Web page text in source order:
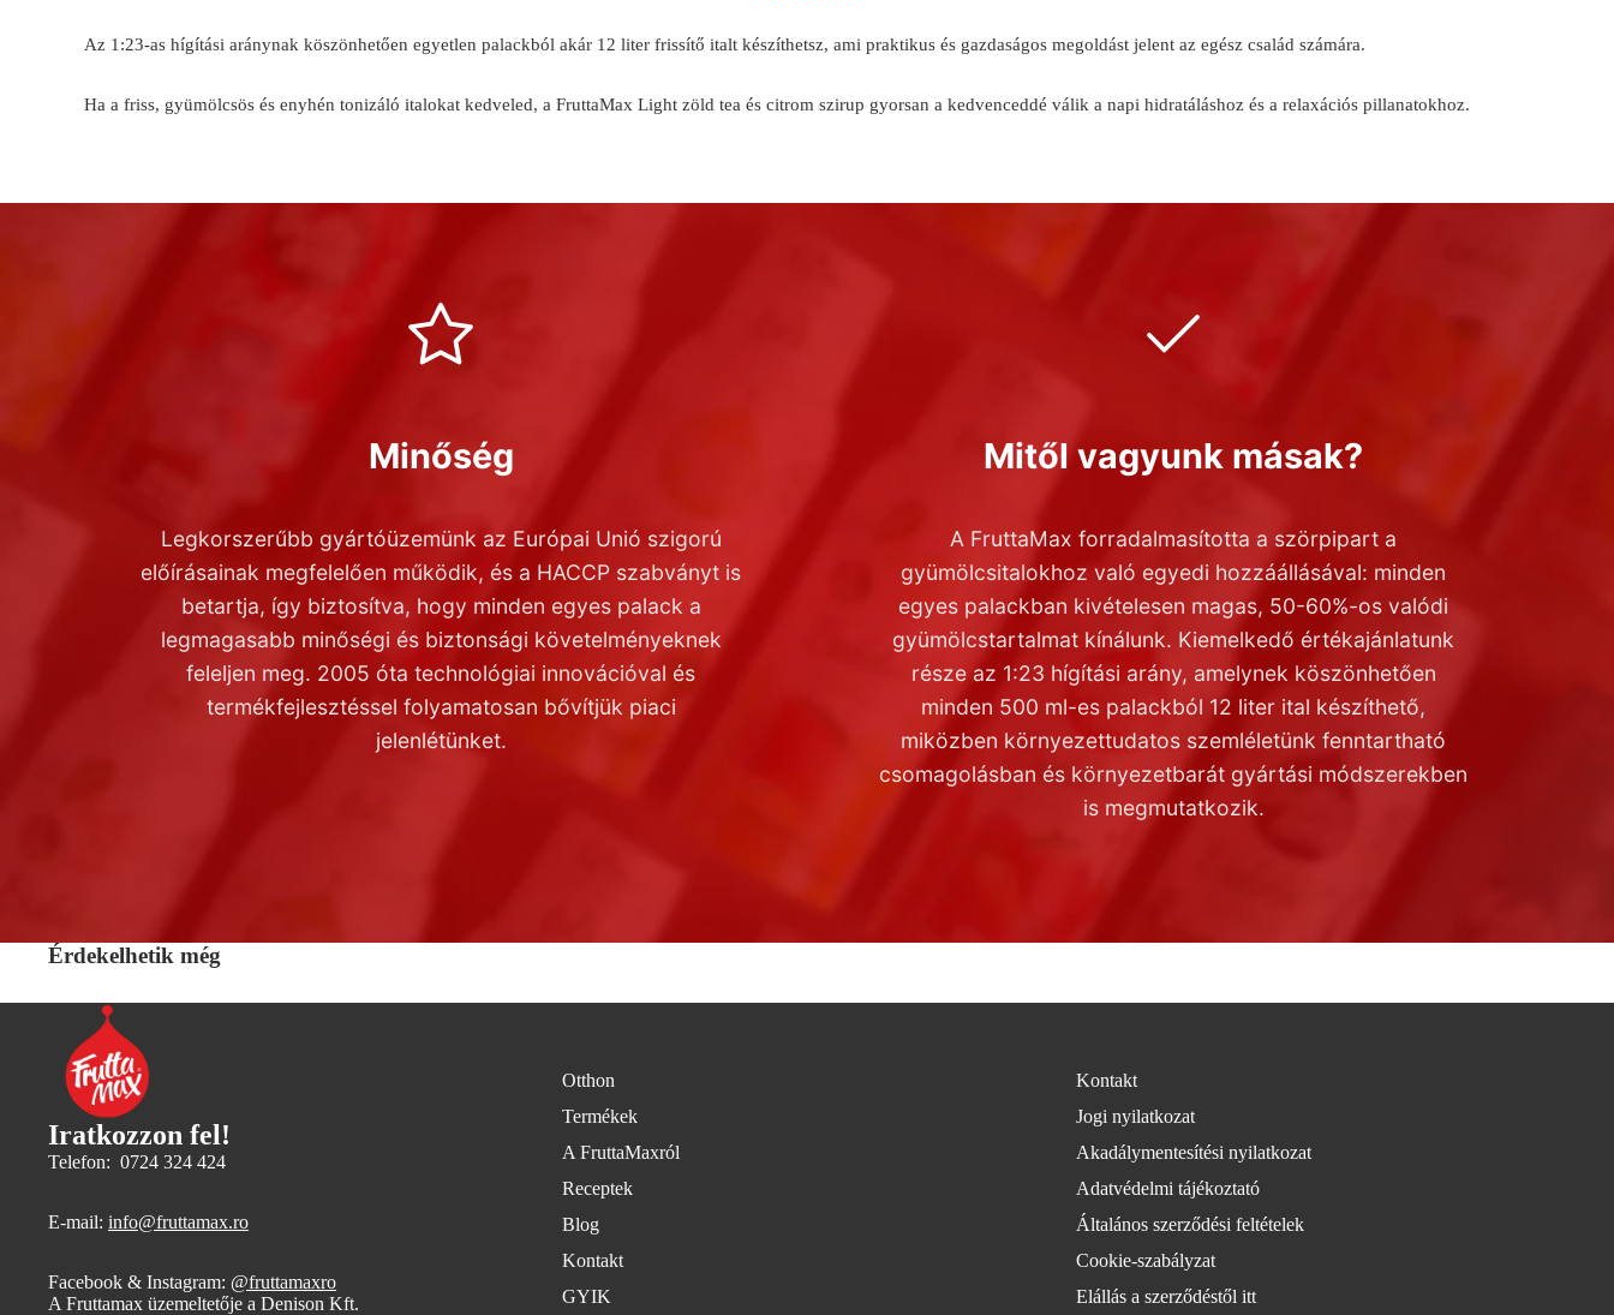
Az 1:23-as hígítási aránynak köszönhetően egyetlen palackból akár 12 liter frissítő italt készíthetsz, ami praktikus és gazdaságos megoldást jelent az egész család számára.
Ha a friss, gyümölcsös és enyhén tonizáló italokat kedveled, a FruttaMax Light zöld tea és citrom szirup gyorsan a kedvenceddé válik a napi hidratáláshoz és a relaxációs pillanatokhoz.
Minőség
Legkorszerűbb gyártóüzemünk az Európai Unió szigorú
előírásainak megfelelően működik, és a HACCP szabványt is
betartja, így biztosítva, hogy minden egyes palack a
legmagasabb minőségi és biztonsági követelményeknek
feleljen meg. 2005 óta technológiai innovációval és
termékfejlesztéssel folyamatosan bővítjük piaci
jelenlétünket.
Mitől vagyunk másak?
A FruttaMax forradalmasította a szörpipart a
gyümölcsitalokhoz való egyedi hozzáállásával: minden
egyes palackban kivételesen magas, 50-60%-os valódi
gyümölcstartalmat kínálunk. Kiemelkedő értékajánlatunk
része az 1:23 hígítási arány, amelynek köszönhetően
minden 500 ml-es palackból 12 liter ital készíthető,
miközben környezettudatos szemléletünk fenntartható
csomagolásban és környezetbarát gyártási módszerekben
is megmutatkozik.
Érdekelhetik még
Iratkozzon fel!
Telefon: 0724 324 424
E-mail: info@fruttamax.ro
Facebook & Instagram: @fruttamaxro
A Fruttamax üzemeltetője a Denison Kft.
Otthon
Termékek
A FruttaMaxról
Receptek
Blog
Kontakt
GYIK
Kontakt
Jogi nyilatkozat
Akadálymentesítési nyilatkozat
Adatvédelmi tájékoztató
Általános szerződési feltételek
Cookie-szabályzat
Elállás a szerződéstől itt